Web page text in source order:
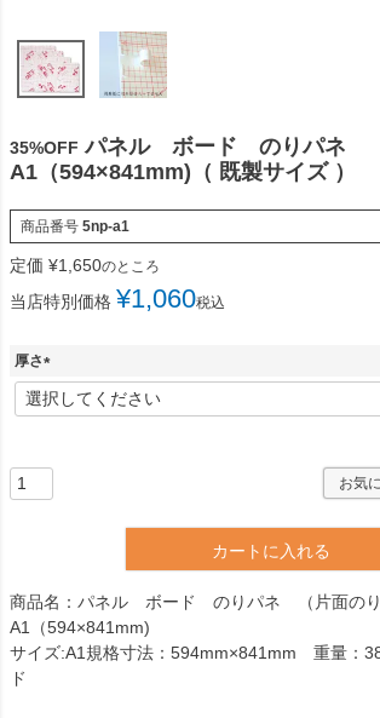
35%OFF パネル ボード のりパネ （
A1（594×841mm)（ 既製サイズ ）
商品番号 5np-a1
定価 ¥1,650のところ
当店特別価格 ¥1,060税込
厚さ
(
必
お気
カートに入れる
商品名：パネル ボード のりパネ （片面のり
A1（594×841mm)
サイズ:A1規格寸法：594mm×841mm 重量：
ド